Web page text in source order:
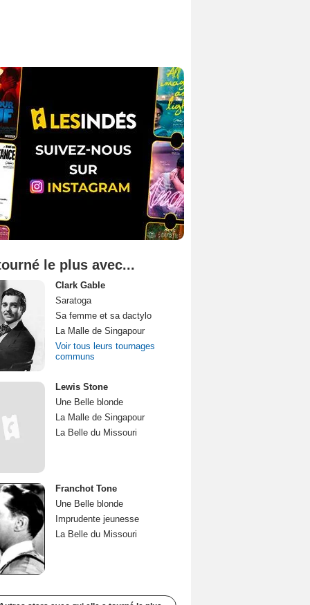
le plus avec...
Clark Gable
Saratoga
Sa femme et sa dactylo
La Malle de Singapour
Voir tous leurs tournages
communs
Lewis Stone
Une Belle blonde
La Malle de Singapour
La Belle du Missouri
Franchot Tone
Une Belle blonde
Imprudente jeunesse
La Belle du Missouri